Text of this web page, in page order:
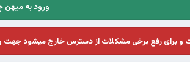
ورود به
و برای رفع برخی مشکلات از دسترس خارج میشود